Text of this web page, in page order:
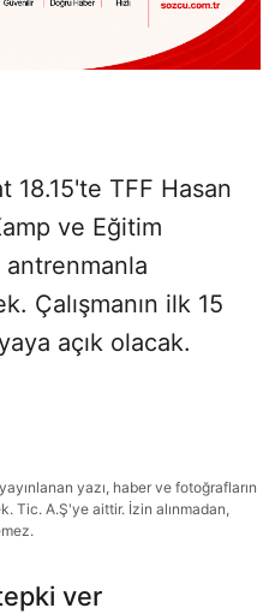
18.15'te TFF Hasan
ve Eğitim
antrenmanla
Çalışmanın ilk 15
açık olacak.
yazı, haber ve fotoğrafların
Tic. A.Ş'ye aittir. İzin alınmadan,
ver